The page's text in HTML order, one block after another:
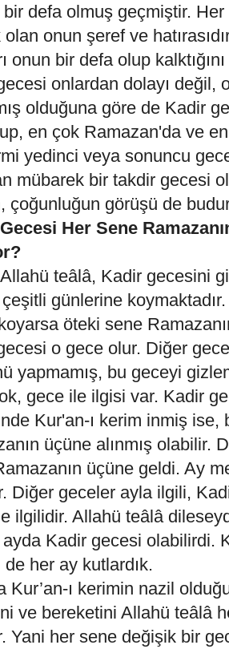
bir defa olmuş geçmiştir.
onun şeref ve
onun bir defa olup
onlardan dolayı değil,
olduğuna göre de Kadir
en çok Ramazan'da ve
yedinci veya sonuncu
mübarek bir takdir gecesi
çoğunluğun görüşü de
Her Sene
Allahü teâlâ, Kadir gecesini
çeşitli günlerine
öteki sene
o gece olur. Diğer
yapmamış, bu geceyi
gece ile ilgisi var. Kadir
Kur'an-ı kerim inmiş
üçüne alınmış olabilir.
üçüne geldi. Ay
Diğer geceler ayla ilgili,
ilgilidir. Allahü teâlâ
Kadir gecesi olabilirdi.
her ay kutlardık.
Kur’an-ı kerimin nazil
ve bereketini Allahü teâlâ
Yani her sene değişik bir